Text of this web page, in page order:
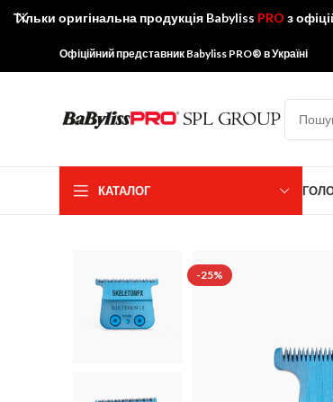
Офіційний представник Babyliss PRO® в Україні
КАТАЛОГ
-25%
Тільки оригінальна продукція Babyliss PRO з